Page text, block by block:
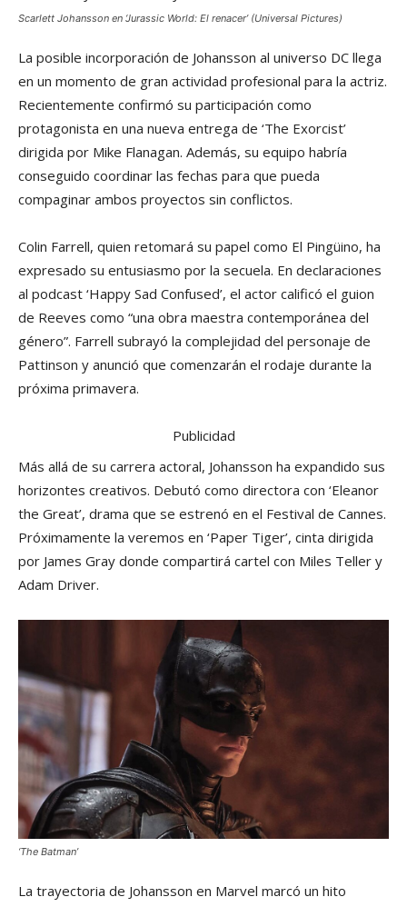
Scarlett Johansson en ‘Jurassic World: El renacer’ (Universal Pictures)
La posible incorporación de Johansson al universo DC llega
en un momento de gran actividad profesional para la actriz.
Recientemente confirmó su participación como
protagonista en una nueva entrega de ‘The Exorcist’
dirigida por Mike Flanagan. Además, su equipo habría
conseguido coordinar las fechas para que pueda
compaginar ambos proyectos sin conflictos.
Colin Farrell, quien retomará su papel como El Pingüino, ha
expresado su entusiasmo por la secuela. En declaraciones
al podcast ‘Happy Sad Confused’, el actor calificó el guion
de Reeves como “una obra maestra contemporánea del
género”. Farrell subrayó la complejidad del personaje de
Pattinson y anunció que comenzarán el rodaje durante la
próxima primavera.
Publicidad
Más allá de su carrera actoral, Johansson ha expandido sus
horizontes creativos. Debutó como directora con ‘Eleanor
the Great’, drama que se estrenó en el Festival de Cannes.
Próximamente la veremos en ‘Paper Tiger’, cinta dirigida
por James Gray donde compartirá cartel con Miles Teller y
Adam Driver.
‘The Batman’
La trayectoria de Johansson en Marvel marcó un hito